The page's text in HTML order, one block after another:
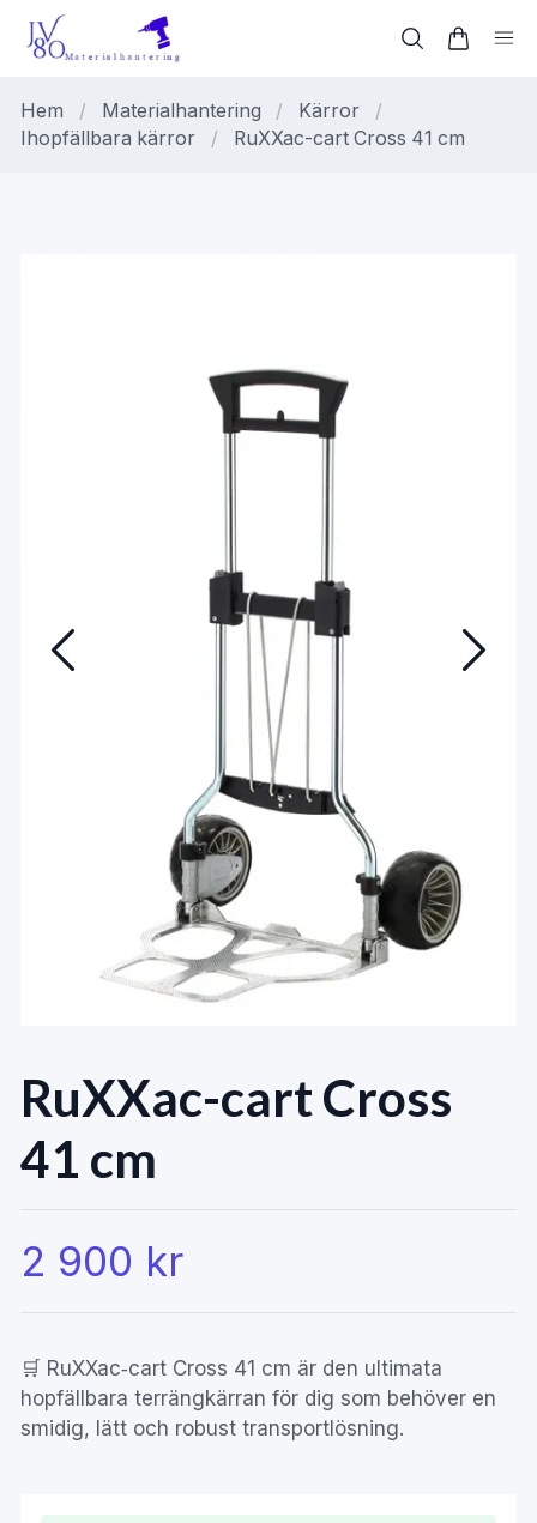
Hem / Materialhantering / Kärror
/
Ihopfällbara kärror
/ RuXXac-cart Cross 41 cm
RuXXac-cart Cross
41 cm
2 900 kr
🛒 RuXXac‑cart Cross 41 cm är den ultimata
hopfällbara terrängkärran för dig som behöver en
smidig, lätt och robust transportlösning.